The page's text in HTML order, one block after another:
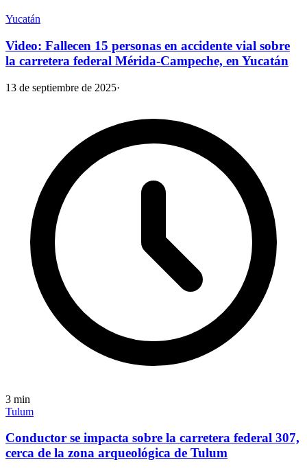
Yucatán
Video: Fallecen 15 personas en accidente vial sobre
la carretera federal Mérida-Campeche, en Yucatán
13 de septiembre de 2025·
3 min
Tulum
Conductor se impacta sobre la carretera federal 307,
cerca de la zona arqueológica de Tulum